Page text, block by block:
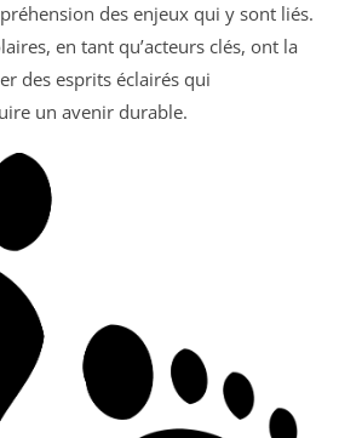
des enjeux qui y sont liés.
en tant qu’acteurs clés, ont la
des esprits éclairés qui
un avenir durable.